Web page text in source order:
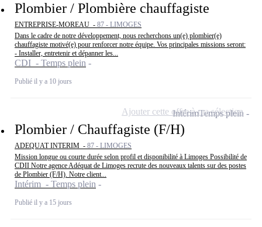
Plombier / Plombière chauffagiste
ENTREPRISE-MOREAU - 87 - LIMOGES
Dans le cadre de notre développement, nous recherchons un(e) plombier(e)
chauffagiste motivé(e) pour renforcer notre équipe. Vos principales missions seront:
- Installer, entretenir et dépanner les...
CDI - Temps plein
Publié il y a 10 jours
Plombier / Chauffagiste (F/H)
ADEQUAT INTERIM - 87 - LIMOGES
Mission longue ou courte durée selon profil et disponibilité à Limoges Possibilité de
CDII Notre agence Adéquat de Limoges recrute des nouveaux talents sur des postes
de Plombier (F/H). Notre client...
Intérim - Temps plein
Publié il y a 15 jours
IntérimTemps plein
Ajouter cette offre à ma sélection